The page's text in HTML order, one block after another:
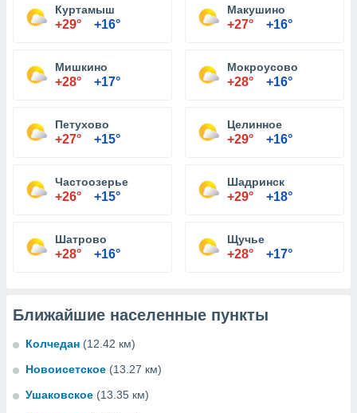
Куртамыш
+29° +16°
Макушино
+27° +16°
Мишкино
+28° +17°
Мокроусово
+28° +16°
Петухово
+27° +15°
Целинное
+29° +16°
Частоозерье
+26° +15°
Шадринск
+29° +18°
Шатрово
+28° +16°
Щучье
+28° +17°
Ближайшие населенные пункты
Колчедан (12.42 км)
Новоисетское (13.27 км)
Ушаковское (13.35 км)